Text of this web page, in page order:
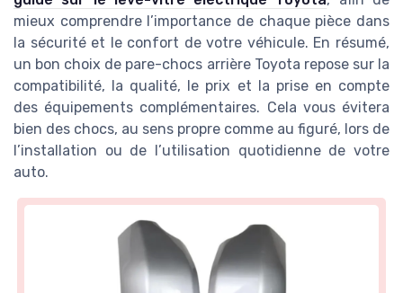
mieux comprendre l’importance de chaque pièce dans
la sécurité et le confort de votre véhicule. En résumé,
un bon choix de pare-chocs arrière Toyota repose sur la
compatibilité, la qualité, le prix et la prise en compte
des équipements complémentaires. Cela vous évitera
bien des chocs, au sens propre comme au figuré, lors de
l’installation ou de l’utilisation quotidienne de votre
auto.